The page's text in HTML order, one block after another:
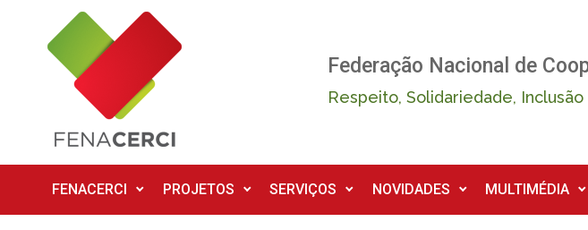
Skip to main content
Federação Nacional de
Respeito, Solidariedade,
FENACERCI PROJETOS SERVIÇOS NOVIDADES MULTIMÉDIA